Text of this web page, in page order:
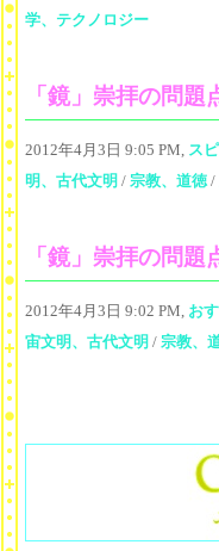
学、テクノロジー
「鏡」崇拝の問
2012年4月3日 9:05 PM, ス
明、古代文明 / 宗教、道徳/
「鏡」崇拝の問
2012年4月3日 9:02 PM, お
宙文明、古代文明 / 宗教、